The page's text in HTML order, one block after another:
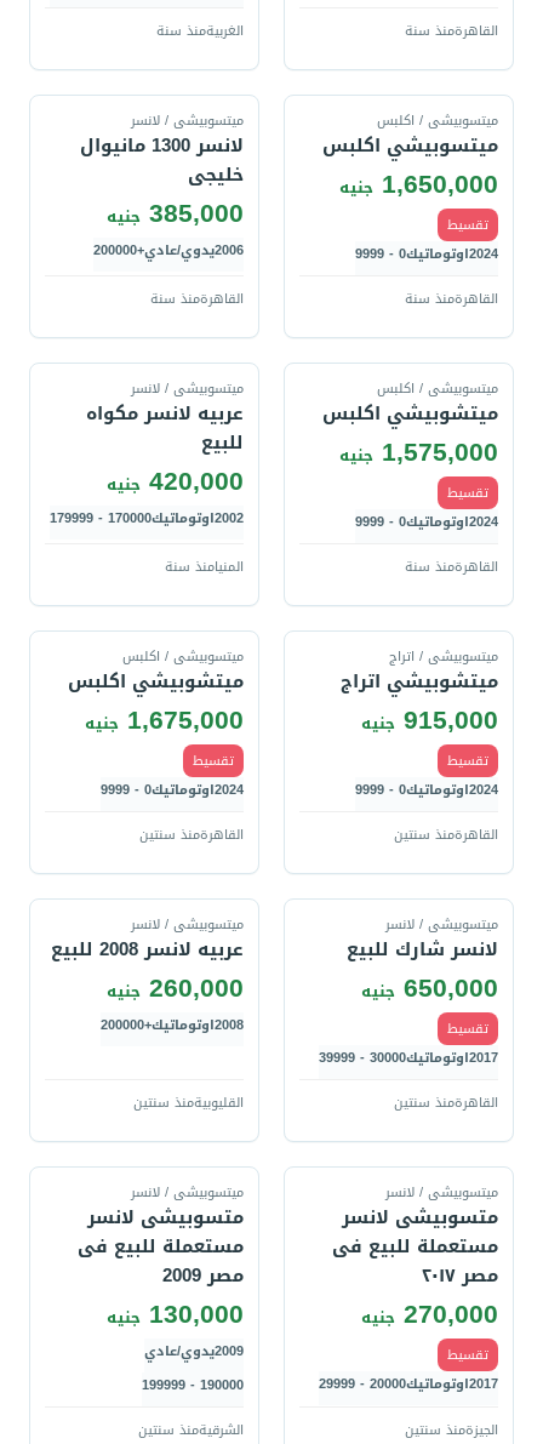
القاهرةمنذ سنة
الغربيةمنذ سنة
ميتسوبيشى / اكلبس
ميتسوبيشي اكلبس
1,650,000 جنيه
تقسيط
2024اوتوماتيك0 - 9999
القاهرةمنذ سنة
ميتسوبيشى / لانسر
لانسر 1300 مانيوال
خليجى
385,000 جنيه
2006يدوي/عادي+200000
القاهرةمنذ سنة
ميتسوبيشى / اكلبس
ميتشوبيشي اكلبس
1,575,000 جنيه
تقسيط
2024اوتوماتيك0 - 9999
القاهرةمنذ سنة
ميتسوبيشى / لانسر
عربيه لانسر مكواه
للبيع
420,000 جنيه
2002اوتوماتيك170000 - 179999
المنيامنذ سنة
ميتسوبيشى / اتراج
ميتشوبيشي اتراج
915,000 جنيه
تقسيط
2024اوتوماتيك0 - 9999
القاهرةمنذ سنتين
ميتسوبيشى / اكلبس
ميتشوبيشي اكلبس
1,675,000 جنيه
تقسيط
2024اوتوماتيك0 - 9999
القاهرةمنذ سنتين
ميتسوبيشى / لانسر
لانسر شارك للبيع
650,000 جنيه
تقسيط
2017اوتوماتيك30000 - 39999
القاهرةمنذ سنتين
ميتسوبيشى / لانسر
عربيه لانسر 2008 للبيع
260,000 جنيه
2008اوتوماتيك+200000
القليوبيةمنذ سنتين
ميتسوبيشى / لانسر
متسوبيشى لانسر
مستعملة للبيع فى
مصر ٢٠١٧
270,000 جنيه
تقسيط
2017اوتوماتيك20000 - 29999
الجيزةمنذ سنتين
ميتسوبيشى / لانسر
متسوبيشى لانسر
مستعملة للبيع فى
مصر 2009
130,000 جنيه
2009يدوي/عادي
190000 - 199999
الشرقيةمنذ سنتين